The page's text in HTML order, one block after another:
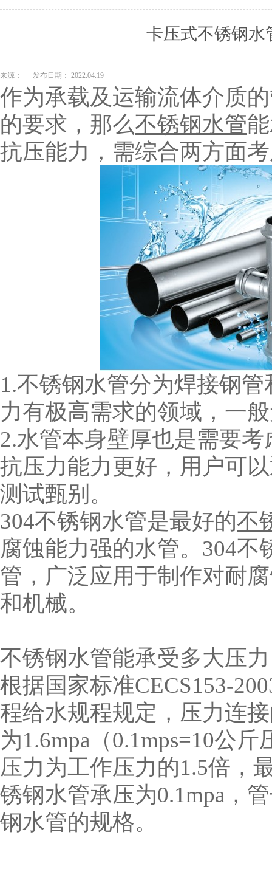
卡压式不锈钢水
来源： 发布日期： 2022.04.19
作为承载及运输流体介质
的要求，那么不锈钢水管
抗压能力，需综合两方面
1.不锈钢水管分为焊接钢
力有极高需求的领域，一
2.水管本身壁厚也是需要
抗压力能力更好，用户可
测试甄别。
304不锈钢水管是最好的不
腐蚀能力强的水管。304
管，广泛应用于制作对耐
和机械。
不锈钢水管能承受多大压
根据国家标准CECS153-
程给水规程规定，压力连
为1.6mpa（0.1mps=10公
压力为工作压力的1.5倍，
锈钢水管承压为0.1mpa，
钢水管的规格。